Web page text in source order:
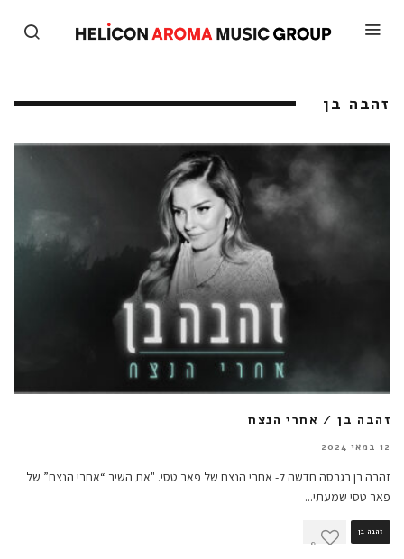
זהבה בן
זהבה בן / אחרי הנצח
12 במאי 2024
זהבה בן בגרסה חדשה ל- אחרי הנצח של פאר טסי. "את השיר “אחרי הנצח” של
פאר טסי שמעתי...
זהבה בן
0